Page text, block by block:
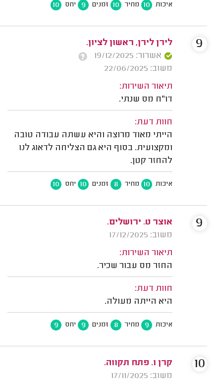
איכות 10 מחיר 10 זמנים 9 יחס 10
לירן לירן, ראשון לציון.
אשרור: 19/12/2025
משוב: 22/06/2025
תיאור השירות:
דו"ח מס שנתי.
חוות דעת:
הייתי מאוד מרוצה והיא עשתה עבודה טובה
ומקצועית. בסוף היא גם הצליחה לדאוג לנו
להחזר קטן.
איכות 10 מחיר 8 זמנים 10 יחס 10
9
אוצר ט. ירושלים.
משוב: 17/12/2025
תיאור השירות:
החזר מס עבור שכיר.
חוות דעת:
היא הייתה מעולה.
איכות 9 מחיר 8 זמנים 9 יחס 9
9
קרן ו. פתח תקווה.
משוב: 17/11/2025
10